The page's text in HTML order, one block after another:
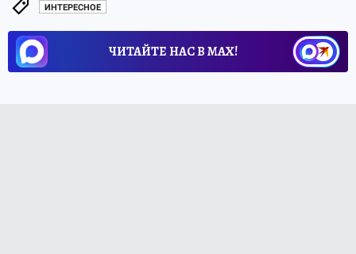
ИНТЕРЕСНОЕ
ЧИТАЙТЕ НАС В МАХ!